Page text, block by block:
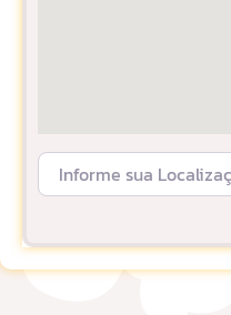
Informe sua Localização